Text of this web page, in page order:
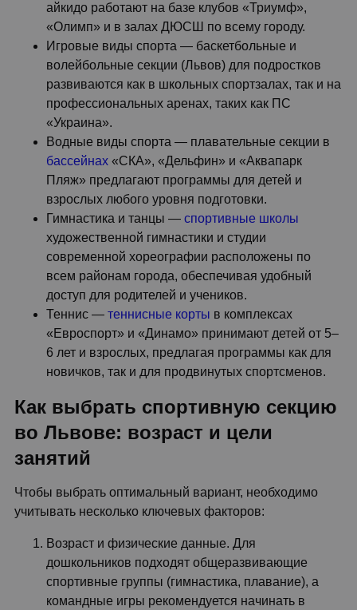
айкидо работают на базе клубов «Триумф»,
«Олимп» и в залах ДЮСШ по всему городу.
Игровые виды спорта — баскетбольные и
волейбольные секции (Львов) для подростков
развиваются как в школьных спортзалах, так и на
профессиональных аренах, таких как ПС
«Украина».
Водные виды спорта — плавательные секции в
бассейнах «СКА», «Дельфин» и «Аквапарк
Пляж» предлагают программы для детей и
взрослых любого уровня подготовки.
Гимнастика и танцы — спортивные школы
художественной гимнастики и студии
современной хореографии расположены по
всем районам города, обеспечивая удобный
доступ для родителей и учеников.
Теннис — теннисные корты в комплексах
«Евроспорт» и «Динамо» принимают детей от 5–
6 лет и взрослых, предлагая программы как для
новичков, так и для продвинутых спортсменов.
Как выбрать спортивную секцию
во Львове: возраст и цели
занятий
Чтобы выбрать оптимальный вариант, необходимо
учитывать несколько ключевых факторов:
Возраст и физические данные. Для
дошкольников подходят общеразвивающие
спортивные группы (гимнастика, плавание), а
командные игры рекомендуется начинать в